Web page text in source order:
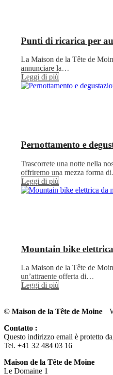
Punti di ricarica per
La Maison de la Tête de
annunciare la…
Leggi di più
Pernottamento e
Trascorrete una notte nella
offriremo una mezza forma
Leggi di più
Mountain bike
La Maison de la Tête de
un’attraente offerta di…
Leggi di più
© Maison de la Tête de Moine |
Contatto :
Questo indirizzo email è protetto
Tel. +41 32 484 03 16
Maison de la Tête de Moine
Le Domaine 1